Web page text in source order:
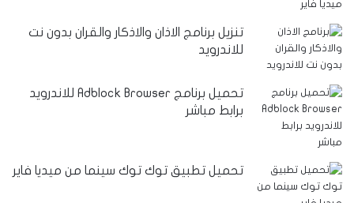
تنزيل برنامج الاذان والاذكار والقران بدون نت
للاندرويد
تحميل برنامج Adblock Browser للاندرويد
برابط مباشر
تحميل تطبيق توك توك سينما من ميديا فاير